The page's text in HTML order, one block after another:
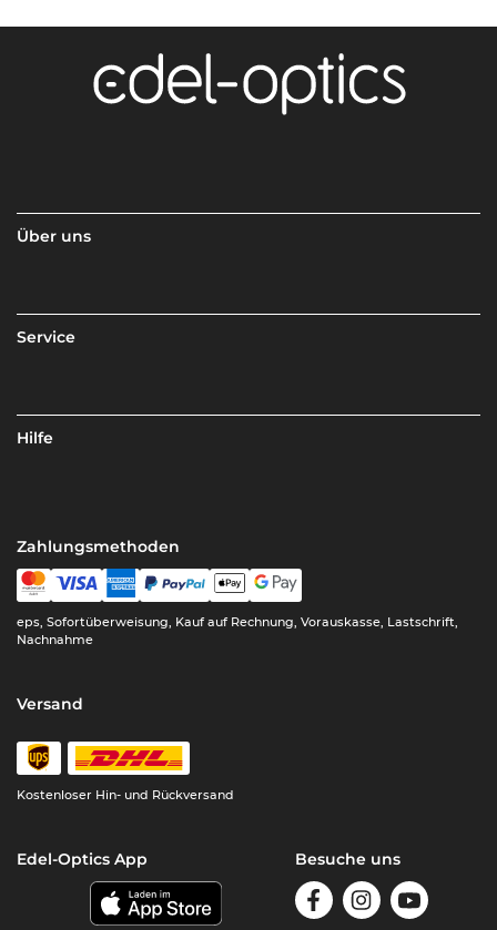
Über uns
Service
Hilfe
Zahlungsmethoden
eps, Sofortüberweisung, Kauf auf Rechnung, Vorauskasse, Lastschrift,
Nachnahme
Versand
Kostenloser Hin- und Rückversand
Edel-Optics App Besuche uns